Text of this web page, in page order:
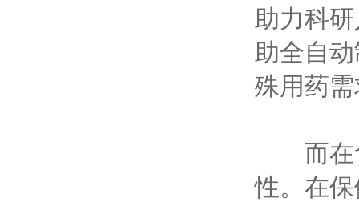
助力科
助全自
殊用药
而在食
性。在